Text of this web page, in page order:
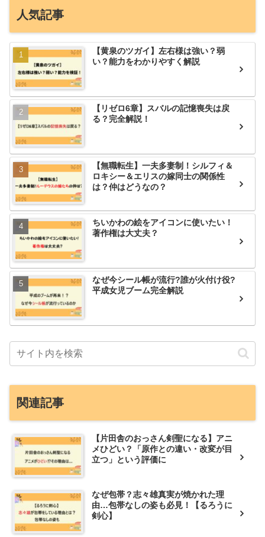
人気記事
【黄泉のツガイ】左右様は強い？弱
い？能力をわかりやすく解説
【リゼロ6章】スバルの記憶喪失は戻
る？完全解説！
【無職転生】一夫多妻制！シルフィ＆
ロキシー＆エリスの嫁同士の関係性
は？仲はどうなの？
ちいかわの絵をアイコンに使いたい！
著作権は大丈夫？
なぜ今シール帳が流行?誰が火付け役?
平成女児ブーム完全解説
関連記事
【片田舎のおっさん剣聖になる】アニ
メひどい？「原作との違い・改変が目
立つ」という評価に
なぜ包帯？志々雄真実が焼かれた理
由…包帯なしの姿も必見！【るろうに
剣心】